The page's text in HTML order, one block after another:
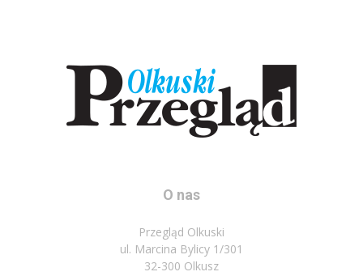
O nas
Przegląd Olkuski
ul. Marcina Bylicy 1/301
32-300 Olkusz